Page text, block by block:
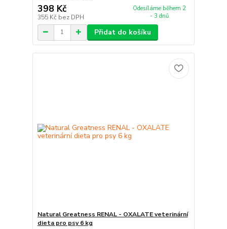
398 Kč
355 Kč bez DPH
Odesíláme během 2
- 3 dnů
Přidat do košíku
Natural Greatness RENAL - OXALATE veterinární
dieta pro psy 6 kg